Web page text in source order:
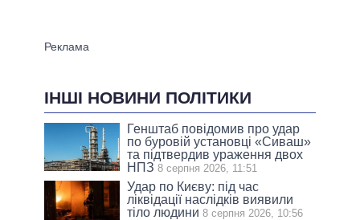
ІНШІ НОВИНИ ПОЛІТИКИ
Генштаб повідомив про удар
по буровій установці «Сиваш»
та підтвердив ураження двох
НПЗ 8 серпня 2026, 11:51
Удар по Києву: під час
ліквідації наслідків виявили
тіло людини 8 серпня 2026, 10:56